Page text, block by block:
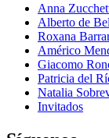
Anna
Alberto de
Roxana
Américo
Giacomo
Patricia del
Natalia
Invitados